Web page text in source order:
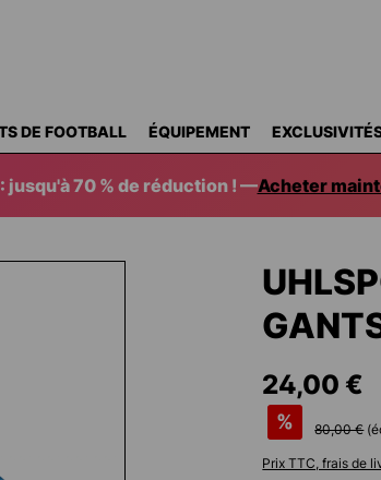
DE FOOTBALL ÉQUIPEMENT
jusqu'à 70 % de réduction ! —Acheter
24,00 €
% 80,00 €
Prix TTC, frais de